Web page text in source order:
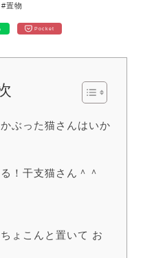
#置物
Pocket
ぶった猫さんはいか
！干支猫さん＾＾
ょこんと置いて お